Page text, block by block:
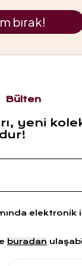
bırak!
Bülten
yeni
buradan